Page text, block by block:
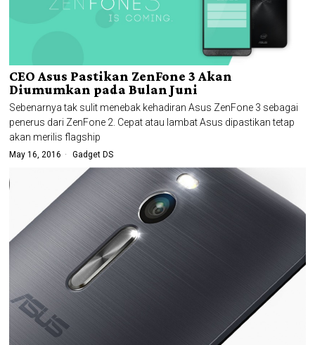
CEO Asus Pastikan ZenFone 3 Akan
Diumumkan pada Bulan Juni
Sebenarnya tak sulit menebak kehadiran Asus ZenFone 3 sebagai
penerus dari ZenFone 2. Cepat atau lambat Asus dipastikan tetap
akan merilis flagship
May 16, 2016 Gadget DS